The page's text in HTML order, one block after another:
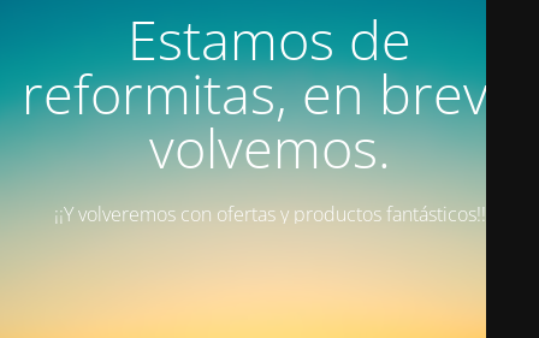
Estamos de
reformitas, en breve
volvemos.
¡¡Y volveremos con ofertas y productos fantásticos!!